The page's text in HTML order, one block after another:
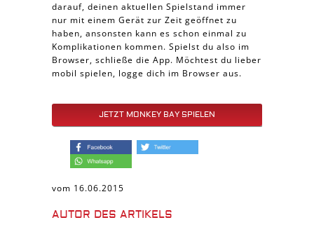
darauf, deinen aktuellen Spielstand immer
nur mit einem Gerät zur Zeit geöffnet zu
haben, ansonsten kann es schon einmal zu
Komplikationen kommen. Spielst du also im
Browser, schließe die App. Möchtest du lieber
mobil spielen, logge dich im Browser aus.
JETZT MONKEY BAY SPIELEN
vom 16.06.2015
AUTOR DES ARTIKELS